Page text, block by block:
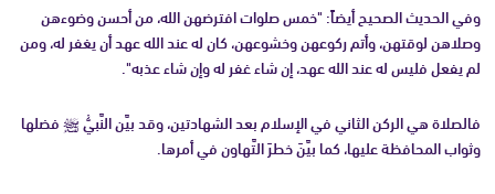
وفي الحديث الصحيح أيضاً: "خمس صلوات افترضهن الله، من أحسن وضوءهن
وصلاهن لوقتهن، وأتم ركوعهن وخشوعهن، كان له عند الله عهد أن يغفر له، ومن
لم يفعل فليس له عند الله عهد، إن شاء غفر له وإن شاء عذبه".
فالصلاة هي الركن الثاني في الإسلام بعد الشهادتين، وقد بيَّن النَّبيُّ ﷺ فضلها
وثواب المحافظة عليها، كما بيَّنَ خطرَ التَّهاون في أمرها.